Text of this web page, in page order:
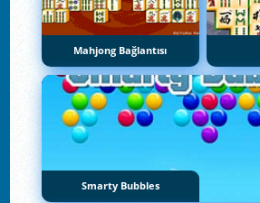
Mahjong Bağlantısı
Smarty Bubbles